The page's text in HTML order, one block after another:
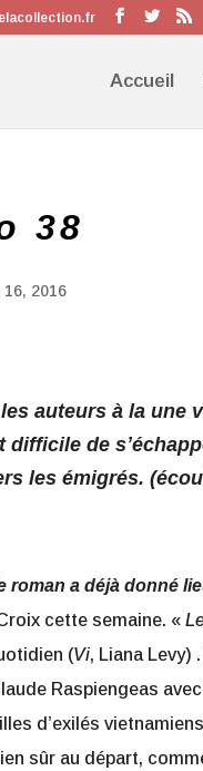
Accueil
38
16, 2016
auteurs à la une
difficile de
les émigrés.
roman a déjà donné
cette semaine. «
(Vi, Liana Levy)
Raspiengeas
d’exilés
sûr au départ,